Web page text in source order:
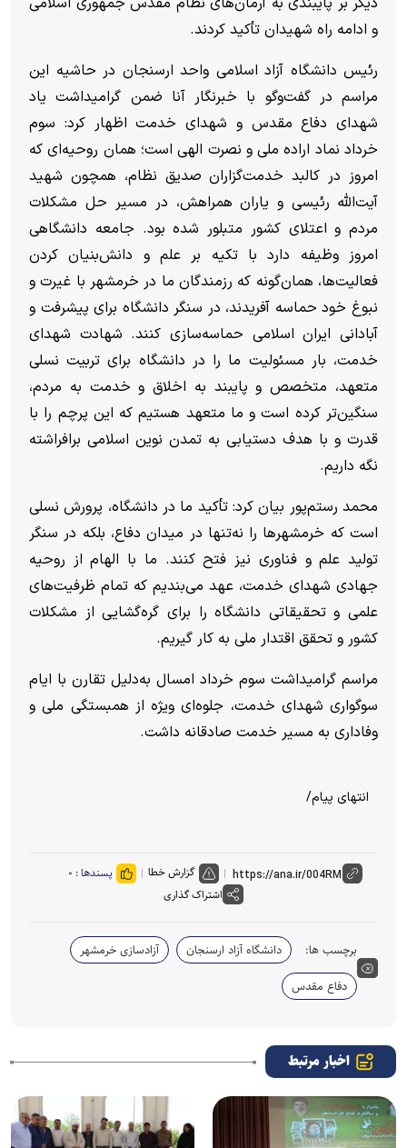
و ادامه راه شهیدان تأکید کردند.
رئیس دانشگاه آزاد اسلامی واحد ارسنجان در حاشیه این
مراسم در گفت‌و‌گو با خبرنگار آنا ضمن گرامیداشت یاد
شهدای دفاع مقدس و شهدای خدمت اظهار کرد: سوم
خرداد نماد اراده ملی و نصرت الهی است؛ همان روحیه‌ای که
امروز در کالبد خدمت‌گزاران صدیق نظام، همچون شهید
آیت‌الله رئیسی و یاران همراهش، در مسیر حل مشکلات
مردم و اعتلای کشور متبلور شده بود. جامعه دانشگاهی
امروز وظیفه دارد با تکیه بر علم و دانش‌بنیان کردن
فعالیت‌ها، همان‌گونه که رزمندگان ما در خرمشهر با غیرت و
نبوغ خود حماسه آفریدند، در سنگر دانشگاه برای پیشرفت و
آبادانی ایران اسلامی حماسه‌سازی کنند. شهادت شهدای
خدمت، بار مسئولیت ما را در دانشگاه برای تربیت نسلی
متعهد، متخصص و پایبند به اخلاق و خدمت به مردم،
سنگین‌تر کرده است و ما متعهد هستیم که این پرچم را با
قدرت و با هدف دستیابی به تمدن نوین اسلامی برافراشته
نگه داریم.
محمد رستم‌پور بیان کرد: تأکید ما در دانشگاه، پرورش نسلی
است که خرمشهر‌ها را نه‌تنها در میدان دفاع، بلکه در سنگر
تولید علم و فناوری نیز فتح کنند. ما با الهام از روحیه
جهادی شهدای خدمت، عهد می‌بندیم که تمام ظرفیت‌های
علمی و تحقیقاتی دانشگاه را برای گره‌گشایی از مشکلات
کشور و تحقق اقتدار ملی به کار گیریم.
مراسم گرامیداشت سوم خرداد امسال به‌دلیل تقارن با ایام
سوگواری شهدای خدمت، جلوه‌ای ویژه از همبستگی ملی و
وفاداری به مسیر خدمت صادقانه داشت.
انتهای پیام/
گزارش خطا پسندها : ۰
اشتراک گذاری
برچسب ها: دانشگاه آزاد ارسنجان
آزادسازی خرمشهر
دفاع مقدس
اخبار مرتبط